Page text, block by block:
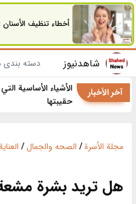
أخطاء تنظيف الأسنان
شاهدنیوز دسته بندی
آخر الأخبار
الأشياء الأساسية
حقيبتها
مجلة الأسرة/ الصحه والجمال/
هل تريد بشرة